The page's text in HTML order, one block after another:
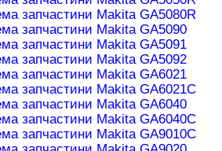
запчастини Makita GA5080R
запчастини Makita GA5090
запчастини Makita GA5091
запчастини Makita GA5092
запчастини Makita GA6021
запчастини Makita GA6021C
запчастини Makita GA6040
запчастини Makita GA6040C
запчастини Makita GA9010C